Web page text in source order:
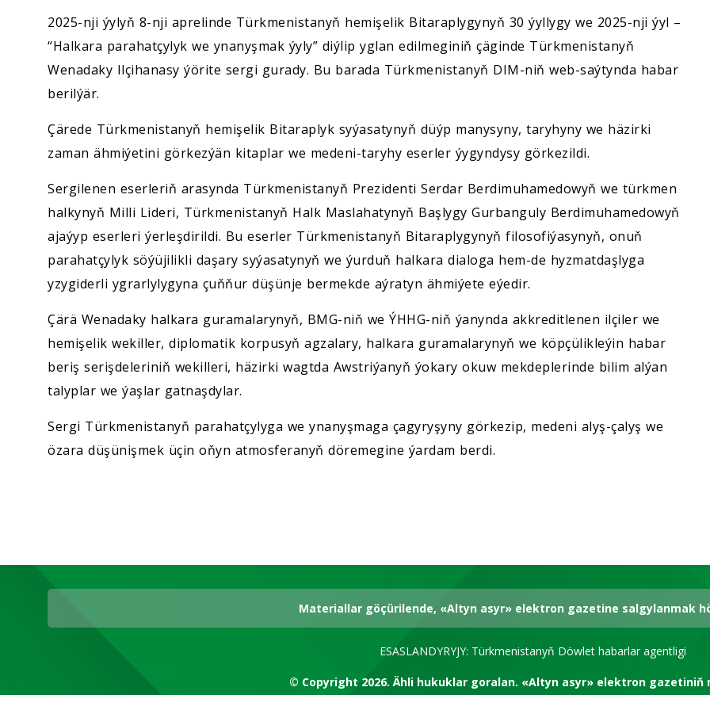
2025-nji ýylyň 8-nji aprelinde Türkmenistanyň hemişelik Bitaraplygynyň 30 ýyllygy we 2025-nji ýyl –
“Halkara parahatçylyk we ynanyşmak ýyly” diýlip yglan edilmeginiň çäginde Türkmenistanyň
Wenadaky Ilçihanasy ýörite sergi gurady. Bu barada Türkmenistanyň DIM-niň web-saýtynda habar
berilýär.
Çärede Türkmenistanyň hemişelik Bitaraplyk syýasatynyň düýp manysyny, taryhyny we häzirki
zaman ähmiýetini görkezýän kitaplar we medeni-taryhy eserler ýygyndysy görkezildi.
Sergilenen eserleriň arasynda Türkmenistanyň Prezidenti Serdar Berdimuhamedowyň we türkmen
halkynyň Milli Lideri, Türkmenistanyň Halk Maslahatynyň Başlygy Gurbanguly Berdimuhamedowyň
ajaýyp eserleri ýerleşdirildi. Bu eserler Türkmenistanyň Bitaraplygynyň filosofiýasynyň, onuň
parahatçylyk söýüjilikli daşary syýasatynyň we ýurduň halkara dialoga hem-de hyzmatdaşlyga
yzygiderli ygrarlylygyna çuňňur düşünje bermekde aýratyn ähmiýete eýedir.
Çärä Wenadaky halkara guramalarynyň, BMG-niň we ÝHHG-niň ýanynda akkreditlenen ilçiler we
hemişelik wekiller, diplomatik korpusyň agzalary, halkara guramalarynyň we köpçülikleýin habar
beriş serişdeleriniň wekilleri, häzirki wagtda Awstriýanyň ýokary okuw mekdeplerinde bilim alýan
talyplar we ýaşlar gatnaşdylar.
Sergi Türkmenistanyň parahatçylyga we ynanyşmaga çagyryşyny görkezip, medeni alyş-çalyş we
özara düşünişmek üçin oňyn atmosferanyň döremegine ýardam berdi.
Materiallar göçürilende, «Altyn asyr» elektron gazetine salgylanmak
ESASLANDYRYJY: Türkmenistanyň Döwlet habarlar agentligi
© Copyright 2026.Ähli hukuklar goralan. «Altyn asyr» elektron gazetiniň